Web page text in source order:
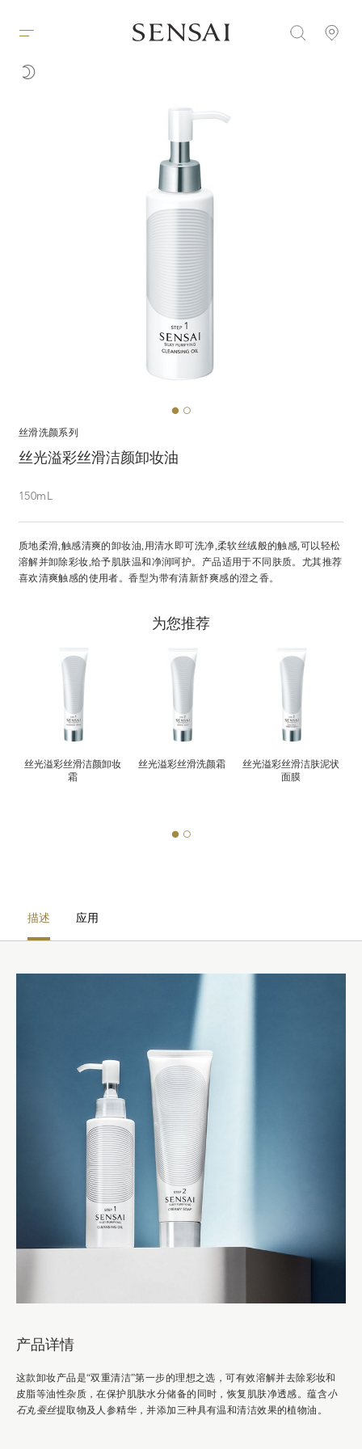
丝滑洗颜系列
丝光溢彩丝滑洁颜卸妆油
150mL
质地柔滑,触感清爽的卸妆油,用清水即可洗净,柔软丝绒般的触感,可以轻松
溶解并卸除彩妆,给予肌肤温和净润呵护。产品适用于不同肤质。尤其推荐
喜欢清爽触感的使用者。香型为带有清新舒爽感的澄之香。
为您推荐
丝光溢彩丝滑洁颜卸妆
霜
丝光溢彩丝滑洗颜霜
丝光溢彩丝滑洁肤泥状
面膜
描述 应用
产品详情
这款卸妆产品是“双重清洁”第一步的理想之选，可有效溶解并去除彩妆和
皮脂等油性杂质，在保护肌肤水分储备的同时，恢复肌肤净透感。蕴含小
石丸蚕丝提取物及人参精华，并添加三种具有温和清洁效果的植物油。